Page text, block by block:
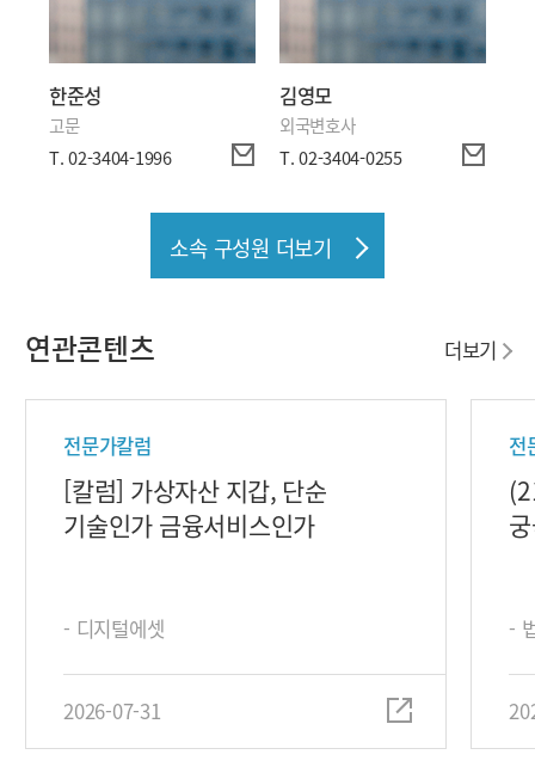
한준성
고문
T. 02-3404-1996
김영모
외국변호사
T. 02-3404-0255
소속 구성원 더보기
연관콘텐츠 더보기
전문가칼럼
[칼럼] 가상자산 지갑, 단순
기술인가 금융서비스인가
- 디지털에셋
2026-07-31
전
-